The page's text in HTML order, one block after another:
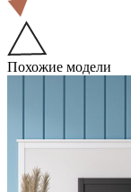
Похожие модели